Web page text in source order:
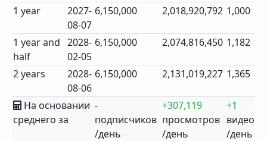
1 year
2027-
08-07
6,150,000 2,018,920,792 1,000
1 year and
half
2028-
02-05
6,150,000 2,074,816,450 1,182
2 years
2028-
08-06
6,150,000 2,131,019,227 1,365
На основании
среднего за
-
подписчиков
/день
+307,119
просмотров
/день
+1
видео
/день